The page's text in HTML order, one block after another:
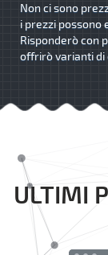
Non ci sono
i prezzi possono
Risponderò con
offrirò varianti di
ULTIMI